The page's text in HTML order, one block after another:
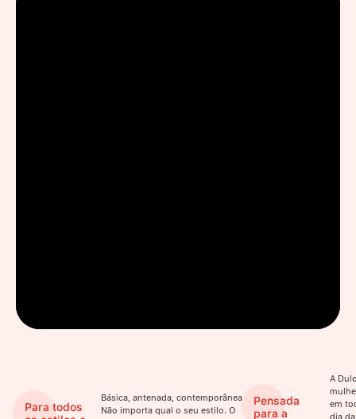
Para todos
Básica, antenada, contemporânea.
Não importa qual o seu estilo. O
Pensada
para a
A
em
dia